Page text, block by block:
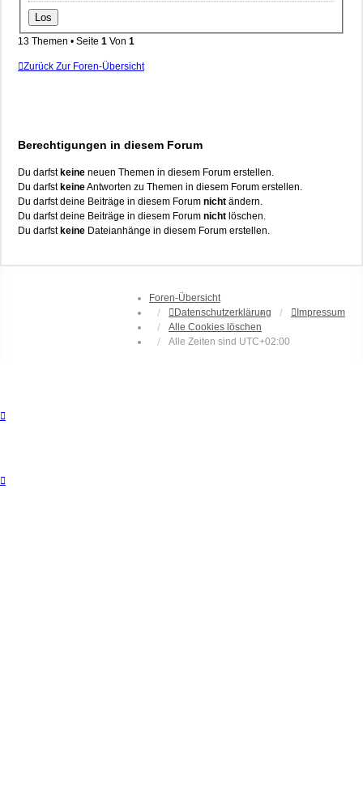
13 Themen • Seite 1 Von 1
Zurück Zur Foren-Übersicht
Berechtigungen in diesem Forum
Du darfst keine neuen Themen in diesem Forum erstellen.
Du darfst keineAntworten zu Themen in diesem Forum erstellen.
Du darfst deine Beiträge in diesem Forum nicht ändern.
Du darfst deine Beiträge in diesem Forum nicht löschen.
Du darfst keine Dateianhänge in diesem Forum erstellen.
Foren-Übersicht
Datenschutzerklärung
Impressum
Alle Cookies löschen
Alle Zeiten sind UTC+02:00